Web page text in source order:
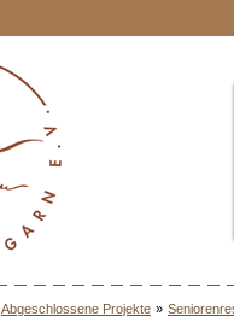
Abgeschlossene Projekte »